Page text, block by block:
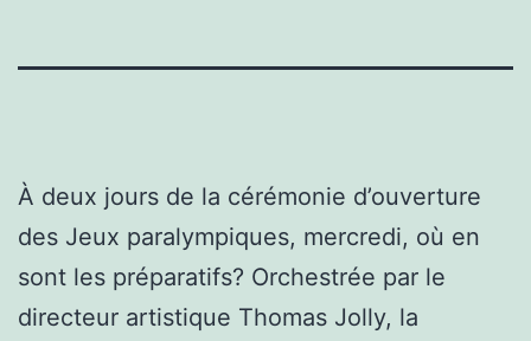
À deux jours de la cérémonie d’ouverture
des Jeux paralympiques, mercredi, où en
sont les préparatifs? Orchestrée par le
directeur artistique Thomas Jolly, la